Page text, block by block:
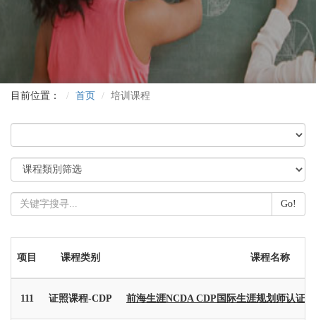
目前位置： 首页 培训课程
Go!
项目 课程类别 课程名称
111 证照课程-CDP 前海生涯NCDA CDP国际生涯规划师认证